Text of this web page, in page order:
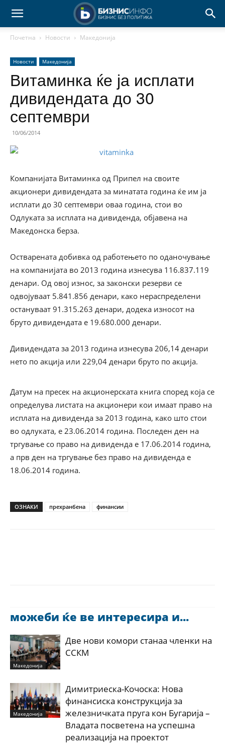
Почетна Новости Македонија
Новости Македонија
Витаминка ќе ја исплати
дивидендата до 30
септември
10/06/2014
Компанијата Витаминка од Припел на своите
акционери дивидендата за минатата година ќе им ја
исплати до 30 септември оваа година, стои во
Одлуката за исплата на дивиденда, објавена на
Македонска берза.
Остварената добивка од работењето по оданочување
на компанијата во 2013 година изнесува 116.837.119
денари. Од овој износ, за законски резерви се
одвојуваат 5.841.856 денари, како нераспределени
остануваат 91.315.263 денари, додека износот на
бруто дивидендата е 19.680.000 денари.
Дивидендата за 2013 година изнесува 206,14 денари
нето по акција или 229,04 денари бруто по акција.
Датум на пресек на акционерската книга според која се
определува листата на акционери кои имаат право на
исплата на дивиденда за 2013 година, како што стои
во одлуката, е 23.06.2014 година. Последен ден на
тргување со право на дивиденда е 17.06.2014 година,
а прв ден на тргување без право на дивиденда е
18.06.2014 година.
ОЗНАКИ прехранбена финансии
можеби ќе ве интересира и...
Македонија
Две нови комори станаа членки на
ССКМ
Македонија
Димитриеска-Кочоска: Нова
финансиска конструкција за
железничката пруга кон Бугарија –
Владата посветена на успешна
реализација на проектот